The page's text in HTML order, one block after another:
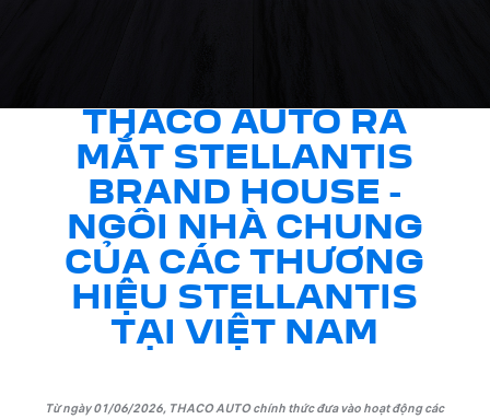
THACO AUTO RA
MẮT STELLANTIS
BRAND HOUSE -
NGÔI NHÀ CHUNG
CỦA CÁC THƯƠNG
HIỆU STELLANTIS
TẠI VIỆT NAM
Từ ngày 01/06/2026, THACO AUTO chính thức đưa vào hoạt động các